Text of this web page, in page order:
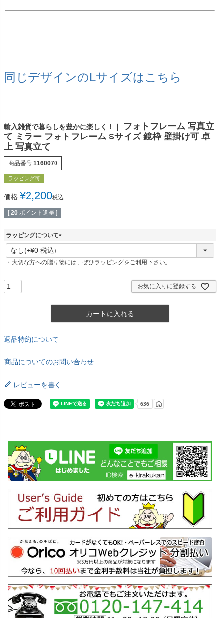
同じデザインのLサイズはこちら
輸入雑貨で暮らしを豊かに楽しく！｜
フォトフレーム 写真立
て ミラー フォトフレーム Sサイズ 鏡枠 壁掛け可 卓
上 写真立て
商品番号 1160070
ラッピング可
価格 ¥2,200税込
[ 20 ポイント進呈 ]
ラッピングについて
(
須
・大切な方への贈り物には、ぜひラッピングをご利用下さい。
お気に入りに登録する
カートに入れる
返品特約について
商品についてのお問い合わせ
レビューを書く